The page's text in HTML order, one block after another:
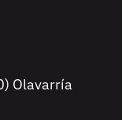
Olavarría